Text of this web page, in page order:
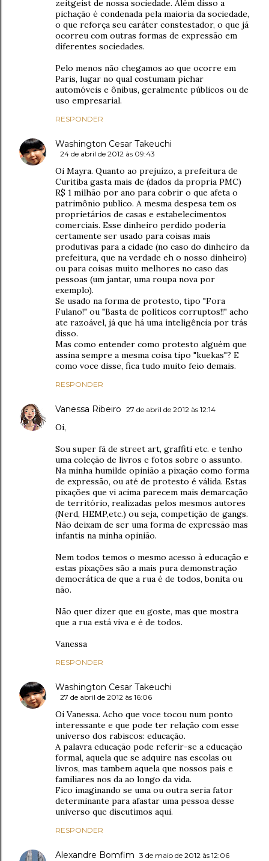
zeitgeist de nossa sociedade. Além disso a
pichação é condenada pela maioria da sociedade,
o que reforça seu caráter constestador, o que já
ocorreu com outras formas de expressão em
diferentes sociedades.
Pelo menos não chegamos ao que ocorre em
Paris, lugar no qual costumam pichar
automóveis e ônibus, geralmente públicos ou de
uso empresarial.
RESPONDER
Washington Cesar Takeuchi
24 de abril de 2012 às 09:43
Oi Mayra. Quanto ao prejuízo, a prefeitura de
Curitiba gasta mais de (dados da propria PMC)
R$ 1 milhão por ano para cobrir o que afeta o
patrimônio publico. A mesma despesa tem os
proprietários de casas e estabelecimentos
comerciais. Esse dinheiro perdido poderia
certamente ser usado para coisas mais
produtivas para a cidade (no caso do dinheiro da
prefeitura, que na verdade eh o nosso dinheiro)
ou para coisas muito melhores no caso das
pessoas (um jantar, uma roupa nova por
exemplo).
Se usado na forma de protesto, tipo "Fora
Fulano!" ou "Basta de políticos corruptos!!" acho
ate razoável, já que há uma inteligência por trás
disso.
Mas como entender como protesto alguém que
assina sempre a mesma coisa tipo "kuekas"? E
como voce disse, fica tudo muito feio demais.
RESPONDER
Vanessa Ribeiro 27 de abril de 2012 às 12:14
Oi,
Sou super fã de street art, graffiti etc. e tenho
uma coleção de livros e fotos sobre o assunto.
Na minha humilde opinião a pixação como forma
de expressão, ou até de protesto é válida. Estas
pixações que vi acima parecem mais demarcação
de território, realizadas pelos mesmos autores
(Nerd, HEMP,etc.) ou seja, competição de gangs.
Não deixam de ser uma forma de expressão mas
infantis na minha opinião.
Nem todos temos o mesmo acesso à educação e
estas pixações são a mais pura demonstração
democrática de que a rua é de todos, bonita ou
não.
Não quer dizer que eu goste, mas que mostra
que a rua está viva e é de todos.
Vanessa
RESPONDER
Washington Cesar Takeuchi
27 de abril de 2012 às 16:06
Oi Vanessa. Acho que voce tocou num ponto
interessante e que pode ter relação com esse
universo dos rabiscos: educação.
A palavra educação pode referir-se a educação
formal, aquela que se adquire nas escolas ou
livros, mas tambem aquela que nossos pais e
familiares nos da ao longo da vida.
Fico imaginando se uma ou outra seria fator
determinante para afastar uma pessoa desse
universo que discutimos aqui.
RESPONDER
Alexandre Bomfim 3 de maio de 2012 às 12:06